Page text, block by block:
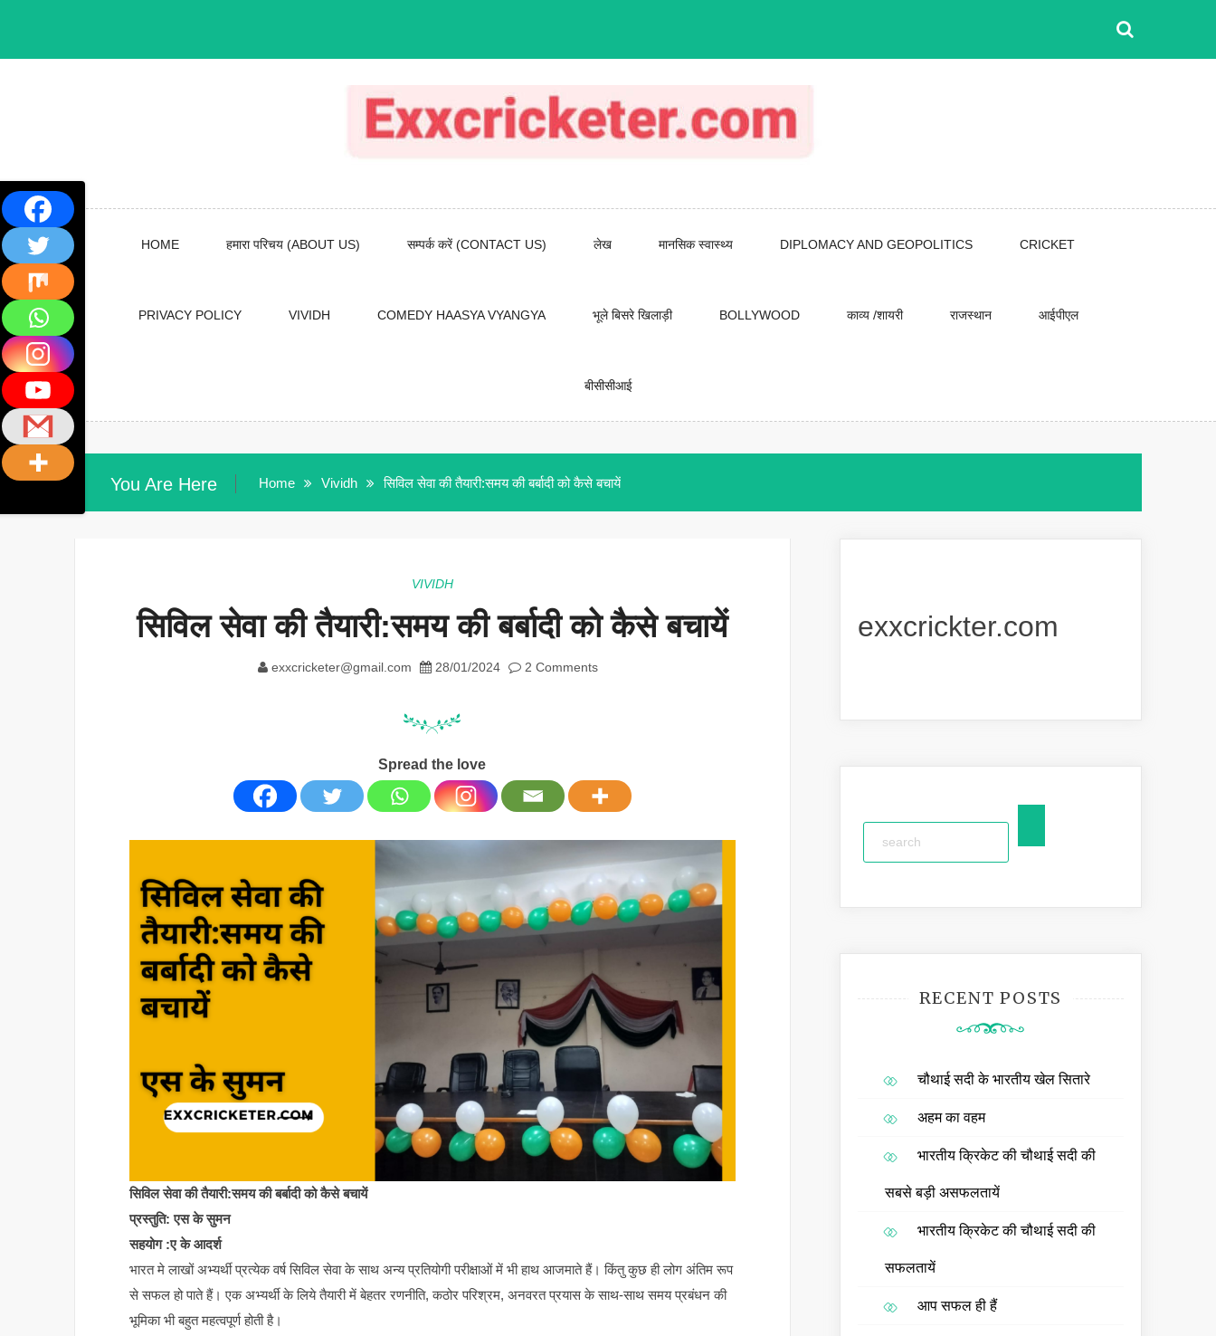
HOME हमारा परिचय (ABOUT US) सम्पर्क करें (CONTACT US) लेख मानसिक स्वास्थ्य DIPLOMACY AND GEOPOLITICS CRICKET
PRIVACY POLICY VIVIDH COMEDY HAASYA VYANGYA भूले बिसरे खिलाड़ी BOLLYWOOD काव्य /शायरी राजस्थान आईपीएल
बीसीसीआई
You Are Here Home Vividh सिविल सेवा की तैयारी:समय की बर्बादी को कैसे बचायें
VIVIDH
सिविल सेवा की तैयारी:समय की बर्बादी को कैसे बचायें
exxcricketer@gmail.com 28/01/2024 2 Comments
Spread the love
सिविल सेवा की तैयारी:समय की बर्बादी को कैसे बचायें
प्रस्तुति: एस के सुमन
सहयोग :ए के आदर्श
भारत मे लाखों अभ्यर्थी प्रत्येक वर्ष सिविल सेवा के साथ अन्य प्रतियोगी परीक्षाओं में भी हाथ आजमाते हैं। किंतु कुछ ही लोग अंतिम रूप
से सफल हो पाते हैं। एक अभ्यर्थी के लिये तैयारी में बेहतर रणनीति, कठोर परिश्रम, अनवरत प्रयास के साथ-साथ समय प्रबंधन की
भूमिका भी बहुत महत्वपूर्ण होती है।
exxcrickter.com
RECENT POSTS
चौथाई सदी के भारतीय खेल सितारे
अहम का वहम
भारतीय क्रिकेट की चौथाई सदी की
सबसे बड़ी असफलतायें
भारतीय क्रिकेट की चौथाई सदी की
सफलतायें
आप सफल ही हैं